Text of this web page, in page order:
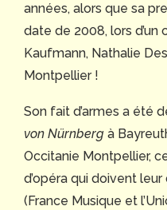
années, alors que sa
date de 2008, lors d’un
Kaufmann, Nathalie
Montpellier !
Son fait d’armes a été
von Nürnberg à
Occitanie Montpellier,
d’opéra qui doivent
(France Musique et